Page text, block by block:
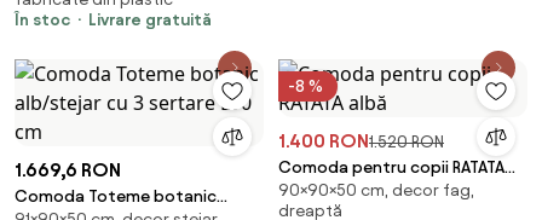
PP
În stoc
Livrare gratuită
1.669,6 RON
Comoda Toteme botanic
-8 %
1.400 RON1.520 RON
Comoda pentru copii RATATA
albă
90×90×50 cm, decor fag,
dreaptă